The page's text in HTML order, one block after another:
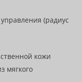
(радиус
кожи
мягкого